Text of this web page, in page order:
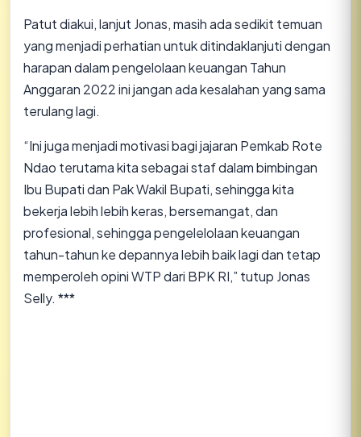
Patut diakui, lanjut Jonas, masih ada sedikit temuan
yang menjadi perhatian untuk ditindaklanjuti dengan
harapan dalam pengelolaan keuangan Tahun
Anggaran 2022 ini jangan ada kesalahan yang sama
terulang lagi.
“Ini juga menjadi motivasi bagi jajaran Pemkab Rote
Ndao terutama kita sebagai staf dalam bimbingan
Ibu Bupati dan Pak Wakil Bupati, sehingga kita
bekerja lebih lebih keras, bersemangat, dan
profesional, sehingga pengelelolaan keuangan
tahun-tahun ke depannya lebih baik lagi dan tetap
memperoleh opini WTP dari BPK RI,” tutup Jonas
Selly. ***